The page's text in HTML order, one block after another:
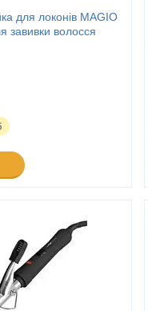
для локонів MAGIO
завивки волосся